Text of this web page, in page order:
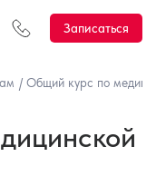
Записаться
/ Общий курс по